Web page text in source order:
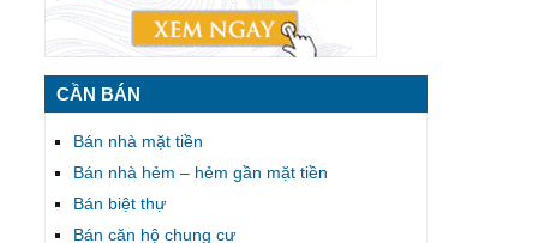
CẦN BÁN
Bán nhà mặt tiền
Bán nhà hẻm – hẻm gần mặt tiền
Bán biệt thự
Bán căn hộ chung cư